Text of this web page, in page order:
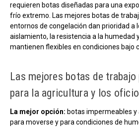
requieren botas diseñadas para una
frío extremo. Las mejores botas de
entornos de congelación dan prioridad a
aislamiento, la resistencia a la humedad
mantienen flexibles en condiciones bajo
Las mejores botas de trabajo
para la agricultura y los
La mejor opción: botas impermeables
para moverse y para condiciones de